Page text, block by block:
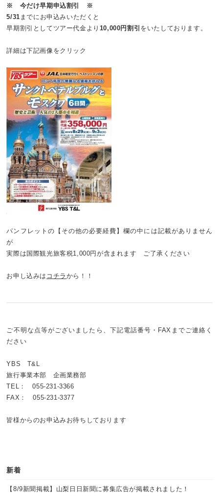
※ 今だけ早期申込割引 ※
5/31 までにお申込みいただくと
早期割引としてツアー代金より 10,000円割引 をいたしております。
詳細は下記画像をクリック
パンフレットの【その他の必要経費】欄の中には記載がありません
が
実際は国際観光旅客税1,000円が含まれます ご了承ください
お申し込みは コチラ から！！
ご不明な点等がございましたら、下記電話番号・FAXまでご連絡く
ださい
YBS T&L
旅行事業本部 企画業務部
TEL： 055-231-3366
FAX： 055-231-3377
皆様からのお申込みお待ちしております
新着
【8/9新聞掲載】山梨日日新聞に募集広告が掲載されました！